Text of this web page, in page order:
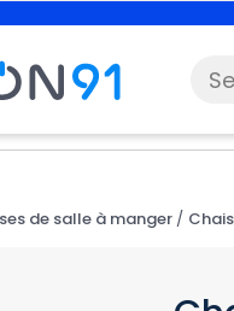
de salle à manger